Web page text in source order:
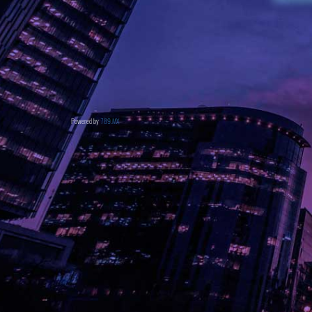
Powered by789.MX